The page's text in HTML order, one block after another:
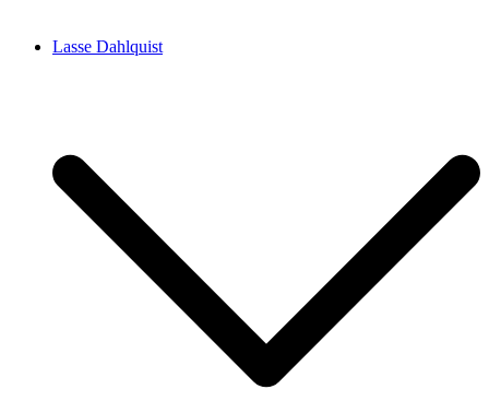
Lasse Dahlquist